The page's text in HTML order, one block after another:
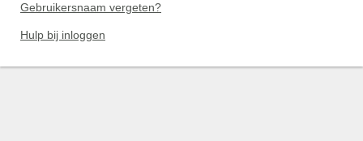
Gebruikersnaam vergeten?
Hulp bij inloggen